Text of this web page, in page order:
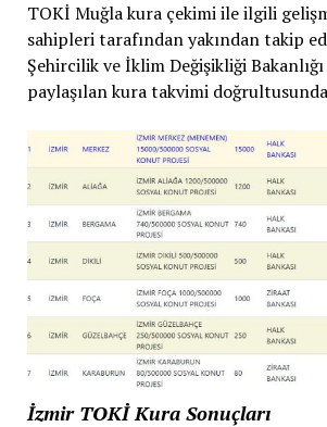
TOKİ Muğla kura çekimi ile ilgili
sahipleri tarafından yakından takip
Şehircilik ve İklim Değişikliği
paylaşılan kura takvimi
İzmir TOKİ Kura Sonuçları